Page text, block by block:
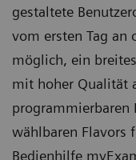
gestaltete
vom ersten Tag an
möglich, ein
mit hoher Qualität
programmierbaren
wählbaren Flavors
Bedienhilfe